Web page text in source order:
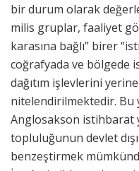
bir durum olarak
milis gruplar, faaliyet
karasına bağlı” birer
coğrafyada ve bölgede
dağıtım işlevlerini
nitelendirilmektedir. Bu
Anglosakson istihbarat
topluluğunun devlet
benzeştirmek